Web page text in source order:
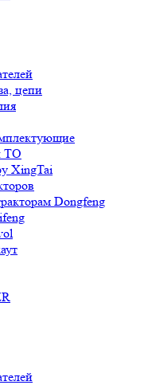
цепи
ТО
XingTai
Dongfeng